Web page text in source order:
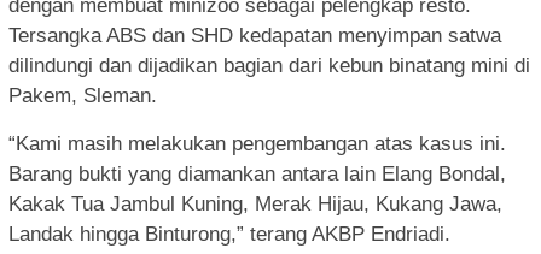
dengan membuat minizoo sebagai pelengkap resto.
Tersangka ABS dan SHD kedapatan menyimpan satwa
dilindungi dan dijadikan bagian dari kebun binatang mini di
Pakem, Sleman.
“Kami masih melakukan pengembangan atas kasus ini.
Barang bukti yang diamankan antara lain Elang Bondal,
Kakak Tua Jambul Kuning, Merak Hijau, Kukang Jawa,
Landak hingga Binturong,” terang AKBP Endriadi.